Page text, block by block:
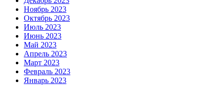
Ноябрь 2023
Октябрь 2023
Июль 2023
Июнь 2023
Май 2023
Апрель 2023
Март 2023
Февраль 2023
Январь 2023